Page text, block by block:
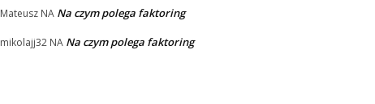
Mateusz NA Na czym polega faktoring
mikolajj32 NA Na czym polega faktoring